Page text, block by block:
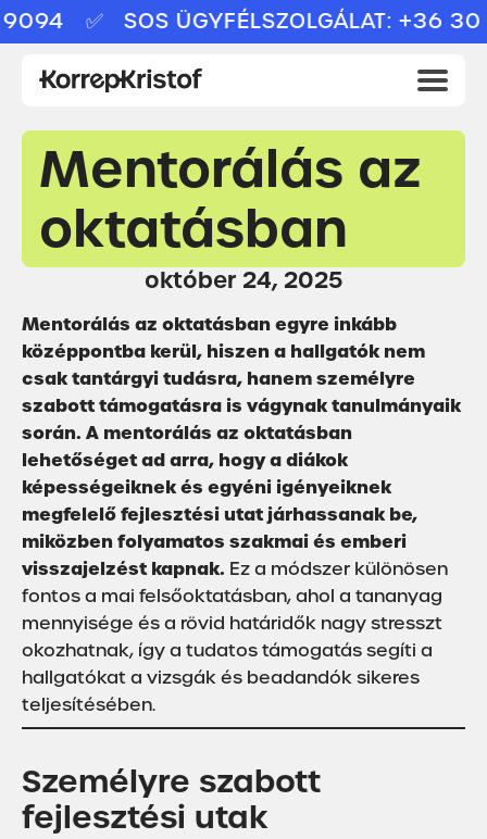
✅ SOS ÜGYFÉLSZOLGÁLAT: +36 30
Mentorálás az
oktatásban
október 24, 2025
Mentorálás az oktatásban egyre inkább
középpontba kerül, hiszen a hallgatók nem
csak tantárgyi tudásra, hanem személyre
szabott támogatásra is vágynak tanulmányaik
során. A mentorálás az oktatásban
lehetőséget ad arra, hogy a diákok
képességeiknek és egyéni igényeiknek
megfelelő fejlesztési utat járhassanak be,
miközben folyamatos szakmai és emberi
visszajelzést kapnak. Ez a módszer különösen
fontos a mai felsőoktatásban, ahol a tananyag
mennyisége és a rövid határidők nagy stresszt
okozhatnak, így a tudatos támogatás segíti a
hallgatókat a vizsgák és beadandók sikeres
teljesítésében.
Személyre szabott
fejlesztési utak